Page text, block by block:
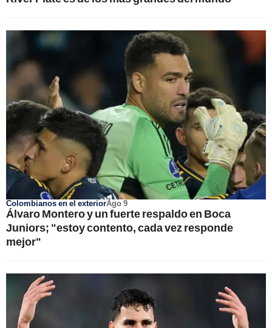
Colombianos en el exteriorAgo 9
Álvaro Montero y un fuerte respaldo en Boca
Juniors; "estoy contento, cada vez responde
mejor"